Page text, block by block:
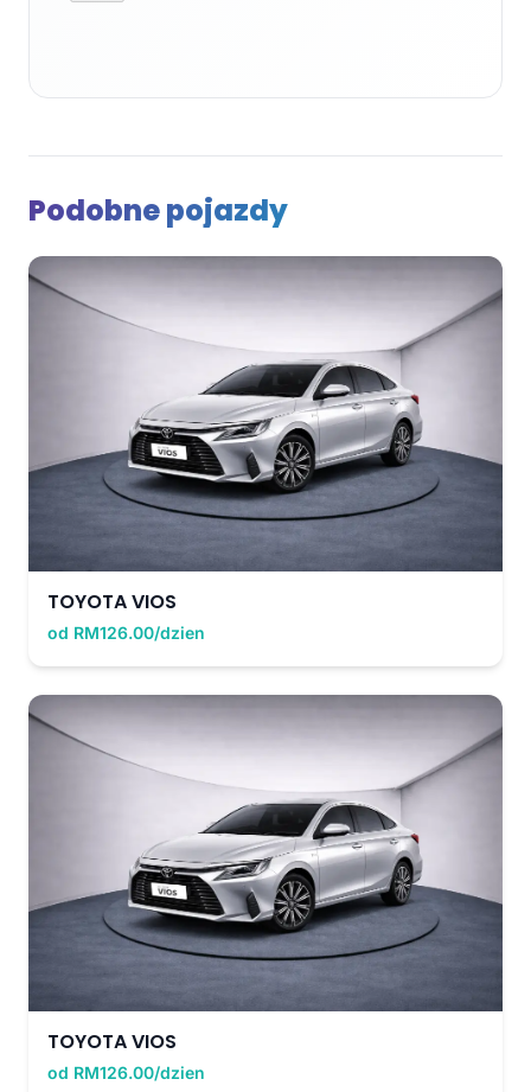
Podobne pojazdy
TOYOTA VIOS
od RM126.00/dzien
TOYOTA VIOS
od RM126.00/dzien